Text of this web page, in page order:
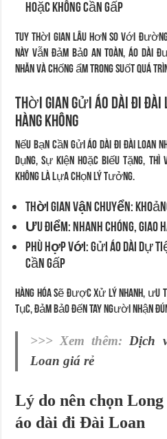
hoặc không cần gấp
Tuy thời gian lâu hơn so với
này vẫn đảm bảo an toàn, áo dài
nhăn và chống ẩm trong suốt quá
Thời gian gửi áo dài đi
hàng không
Nếu bạn cần gửi áo dài đi Đài Loan
dụng, sự kiện hoặc biếu tặng, thì
không là lựa chọn lý tưởng.
Thời gian vận chuyển:
Ưu điểm: Nhanh chóng,
Phù hợp với: Gửi áo dài dự
cần gấp
Hàng hóa sẽ được xử lý nhanh, ưu
tục, đảm bảo đến tay người nhận
>>> Xem thêm:Dịch
Loan giá rẻ
Lý do nên chọn
áo dài đi Đài Loan